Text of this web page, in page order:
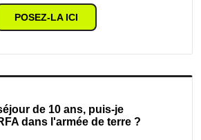
POSEZ-LA ICI
de 10 ans, puis-je
dans l'armée de terre ?